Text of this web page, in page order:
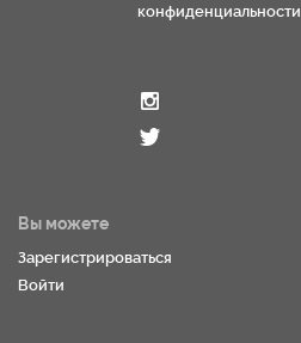
конфиденциальности
Вы можете
Зарегистрироваться
Войти